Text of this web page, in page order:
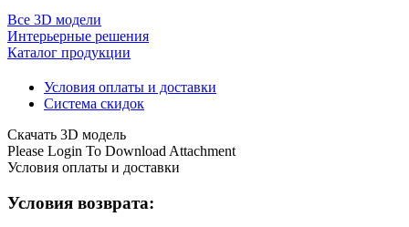
Все 3D модели
Интерьерные решения
Каталог продукции
Условия оплаты и доставки
Система скидок
Скачать 3D модель
Please Login To Download Attachment
Условия оплаты и доставки
Условия возврата: